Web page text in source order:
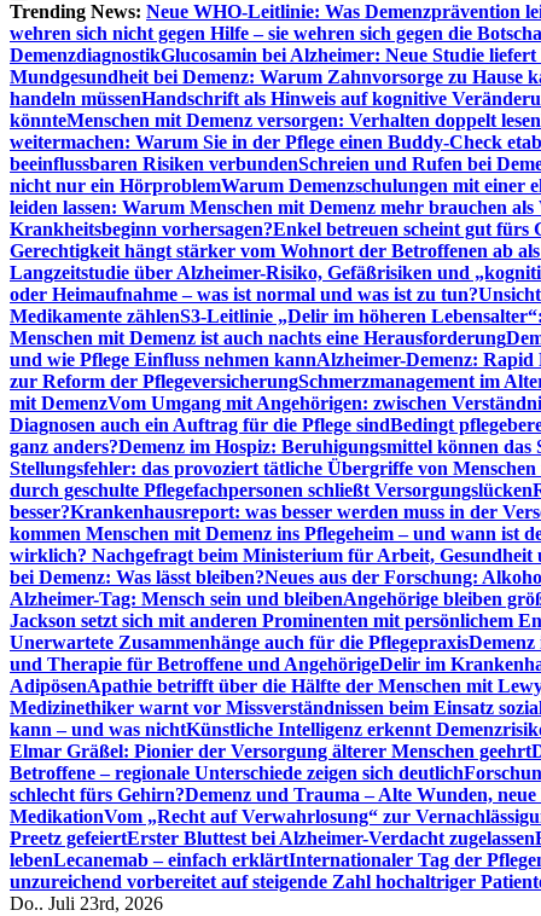
Trending News: Neue WHO-Leitlinie: Was Demenzprävention
wehren sich nicht gegen Hilfe – sie wehren sich gegen die
DemenzdiagnostikGlucosamin bei Alzheimer: Neue Studie
Mundgesundheit bei Demenz: Warum Zahnvorsorge zu Hause
handeln müssenHandschrift als Hinweis auf kognitive
könnteMenschen mit Demenz versorgen: Verhalten doppelt lesen
weitermachen: Warum Sie in der Pflege einen Buddy-Check
beeinflussbaren Risiken verbundenSchreien und Rufen bei
nicht nur ein HörproblemWarum Demenzschulungen mit einer
leiden lassen: Warum Menschen mit Demenz mehr brauchen als
Krankheitsbeginn vorhersagen?Enkel betreuen scheint gut fürs
Gerechtigkeit hängt stärker vom Wohnort der Betroffenen ab
Langzeitstudie über Alzheimer-Risiko, Gefäßrisiken und
oder Heimaufnahme – was ist normal und was ist zu tun?
Medikamente zählenS3-Leitlinie „Delir im höheren
Menschen mit Demenz ist auch nachts eine Herausforderung
und wie Pflege Einfluss nehmen kannAlzheimer-Demenz:
zur Reform der PflegeversicherungSchmerzmanagement im
mit DemenzVom Umgang mit Angehörigen: zwischen
Diagnosen auch ein Auftrag für die Pflege sindBedingt
ganz anders?Demenz im Hospiz: Beruhigungsmittel können das
Stellungsfehler: das provoziert tätliche Übergriffe von Menschen
durch geschulte Pflegefachpersonen schließt Versorgungslücken
besser?Krankenhausreport: was besser werden muss in der
kommen Menschen mit Demenz ins Pflegeheim – und wann ist
wirklich? Nachgefragt beim Ministerium für Arbeit, Gesundheit
bei Demenz: Was lässt bleiben?Neues aus der Forschung:
Alzheimer-Tag: Mensch sein und bleibenAngehörige bleiben
Jackson setzt sich mit anderen Prominenten mit persönlichem
Unerwartete Zusammenhänge auch für die Pflegepraxis
und Therapie für Betroffene und AngehörigeDelir im
AdipösenApathie betrifft über die Hälfte der Menschen mit
Medizinethiker warnt vor Missverständnissen beim Einsatz
kann – und was nichtKünstliche Intelligenz erkennt
Elmar Gräßel: Pionier der Versorgung älterer Menschen geehrt
Betroffene – regionale Unterschiede zeigen sich deutlich
schlecht fürs Gehirn?Demenz und Trauma – Alte Wunden,
MedikationVom „Recht auf Verwahrlosung“ zur
Preetz gefeiertErster Bluttest bei Alzheimer-Verdacht zugelassen
lebenLecanemab – einfach erklärtInternationaler Tag der
unzureichend vorbereitet auf steigende Zahl hochaltriger
Do.. Juli 23rd, 2026